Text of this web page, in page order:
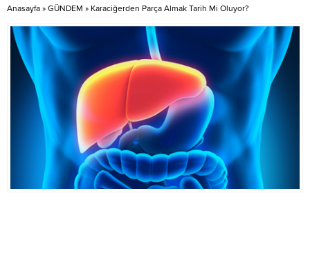
Anasayfa » GÜNDEM » Karaciğerden Parça Almak Tarih Mi Oluyor?